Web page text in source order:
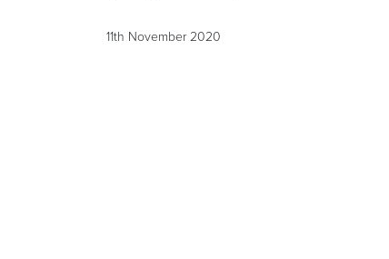
11th November 2020